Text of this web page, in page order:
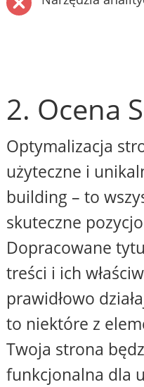
2. Ocena
Optymalizacja
użyteczne i
building – to
skuteczne
Dopracowane
treści i ich
prawidłowo
to niektóre z
Twoja strona
funkcjonalna dla